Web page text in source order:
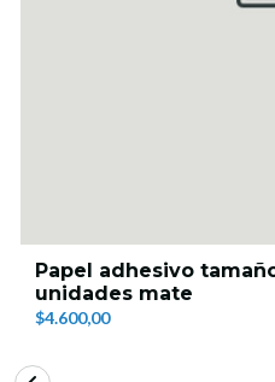
Papel adhesivo
unidades mate
$4.600,00